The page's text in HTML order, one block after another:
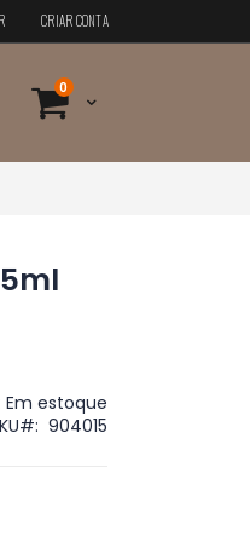
CRIAR CONTA
Cart
0 itens
Em estoque
904015